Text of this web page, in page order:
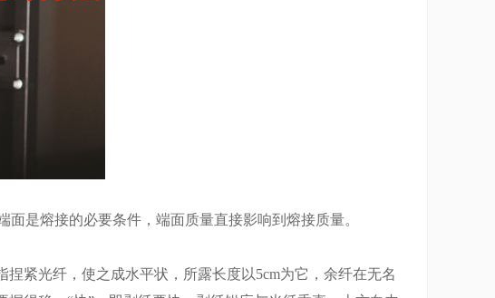
是熔接的必要条件，端面质量直接影响到熔接质量。
紧光纤，使之成水平状，所露长度以5cm为它，余纤在无名